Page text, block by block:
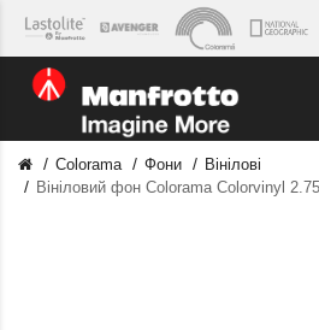
Colorama Фони
Вінілові
Вініловий фон Colorama Colorvinyl